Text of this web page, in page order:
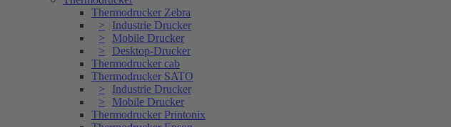
Thermodrucker Zebra
Industrie Drucker
Mobile Drucker
Desktop-Drucker
Thermodrucker cab
Thermodrucker SATO
Industrie Drucker
Mobile Drucker
Thermodrucker Printonix